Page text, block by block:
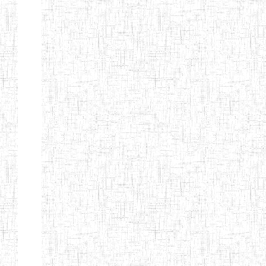
Etablissements
d'enseignement
secondaire
technique
et
professionnel
ESTP
Etablissements